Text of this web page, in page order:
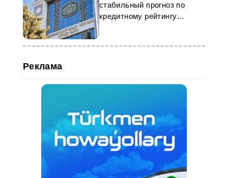
стабильный прогноз по
кредитному рейтингу
Реклама